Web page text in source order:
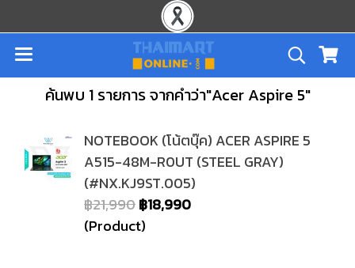
ค้นพบ 1 รายการ จากคำว่า"Acer Aspire 5"
NOTEBOOK (โน้ตบุ๊ค) ACER ASPIRE 5
A515-48M-R0UT (STEEL GRAY)
(#NX.KJ9ST.005)
฿21,990฿18,990
(Product)